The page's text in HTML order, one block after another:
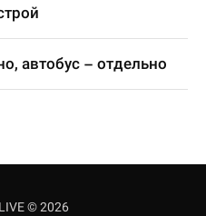
автобус – отдельно
© 2026